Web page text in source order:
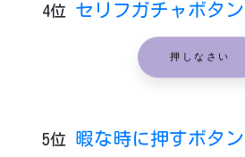
4位 セリフガチャボタン
押しなさい
5位 暇な時に押すボタン